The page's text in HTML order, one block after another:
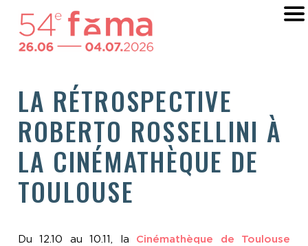
LA RÉTROSPECTIVE
ROBERTO ROSSELLINI À
LA CINÉMATHÈQUE DE
TOULOUSE
Du 12.10 au 10.11, la Cinémathèque de Toulouse